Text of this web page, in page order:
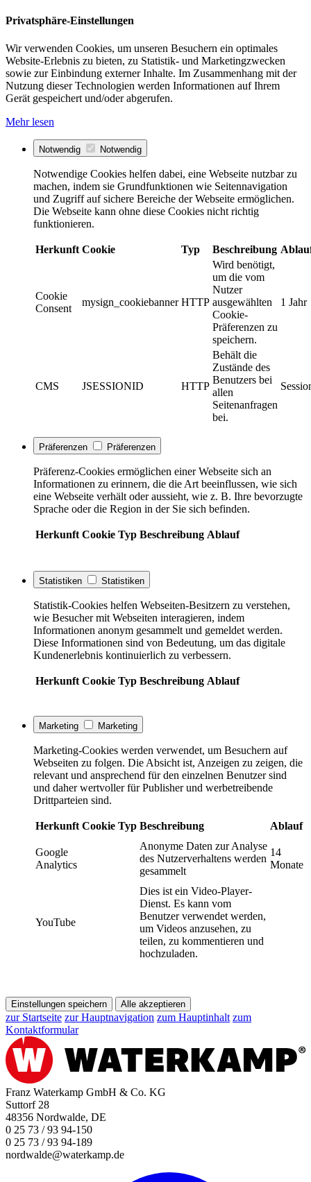
Privatsphäre-Einstellungen
Wir verwenden Cookies, um unseren Besuchern ein optimales
Website-Erlebnis zu bieten, zu Statistik- und Marketingzwecken
sowie zur Einbindung externer Inhalte. Im Zusammenhang mit der
Nutzung dieser Technologien werden Informationen auf Ihrem
Gerät gespeichert und/oder abgerufen.
Mehr lesen
Notwendig Notwendig
Notwendige Cookies helfen dabei, eine Webseite nutzbar zu
machen, indem sie Grundfunktionen wie Seitennavigation
und Zugriff auf sichere Bereiche der Webseite ermöglichen.
Die Webseite kann ohne diese Cookies nicht richtig
funktionieren.
Herkunft Cookie Typ Beschreibung
Cookie
Consent
mysign_cookiebanner HTTP
Wird benötigt,
um die vom
Nutzer
ausgewählten
Cookie-
Präferenzen zu
speichern.
1 Jahr
CMS JSESSIONID HTTP
Behält die
Zustände des
Benutzers bei
allen
Seitenanfragen
bei.
Präferenzen Präferenzen
Präferenz-Cookies ermöglichen einer Webseite sich an
Informationen zu erinnern, die die Art beeinflussen, wie sich
eine Webseite verhält oder aussieht, wie z. B. Ihre bevorzugte
Sprache oder die Region in der Sie sich befinden.
Herkunft Cookie Typ Beschreibung Ablauf
Statistiken Statistiken
Statistik-Cookies helfen Webseiten-Besitzern zu verstehen,
wie Besucher mit Webseiten interagieren, indem
Informationen anonym gesammelt und gemeldet werden.
Diese Informationen sind von Bedeutung, um das digitale
Kundenerlebnis kontinuierlich zu verbessern.
Herkunft Cookie Typ Beschreibung Ablauf
Marketing Marketing
Marketing-Cookies werden verwendet, um Besuchern auf
Webseiten zu folgen. Die Absicht ist, Anzeigen zu zeigen, die
relevant und ansprechend für den einzelnen Benutzer sind
und daher wertvoller für Publisher und werbetreibende
Drittparteien sind.
Herkunft Cookie Typ Beschreibung Ablauf
Google
Analytics
Anonyme Daten zur Analyse
des Nutzerverhaltens werden
gesammelt
14
Monate
YouTube
Dies ist ein Video-Player-
Dienst. Es kann vom
Benutzer verwendet werden,
um Videos anzusehen, zu
teilen, zu kommentieren und
hochzuladen.
Einstellungen speichern Alle akzeptieren
zur Startseite zur Hauptnavigation zum Hauptinhalt zum
Kontaktformular
Franz Waterkamp GmbH & Co. KG
Suttorf 28
48356 Nordwalde, DE
0 25 73 / 93 94-150
0 25 73 / 93 94-189
nordwalde@waterkamp.de